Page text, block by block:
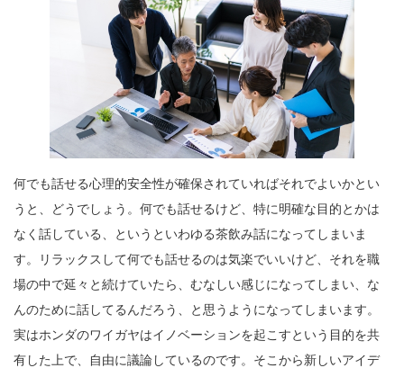
何でも話せる心理的安全性が確保されていればそれでよいかとい
うと、どうでしょう。何でも話せるけど、特に明確な目的とかは
なく話している、というといわゆる茶飲み話になってしまいま
す。リラックスして何でも話せるのは気楽でいいけど、それを職
場の中で延々と続けていたら、むなしい感じになってしまい、な
んのために話してるんだろう、と思うようになってしまいます。
実はホンダのワイガヤはイノベーションを起こすという目的を共
有した上で、自由に議論しているのです。そこから新しいアイデ